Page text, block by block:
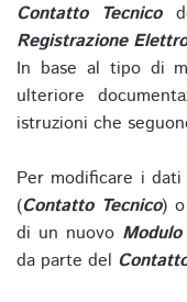
Contatto Tecnico
Registrazione
In base al tipo di
ulteriore
istruzioni che
Per modificare i
(Contatto Tecnico)
di un nuovo
da parte del